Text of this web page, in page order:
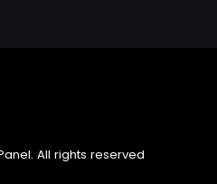
All rights reserved